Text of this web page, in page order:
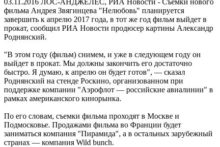
фильма Андрея Звягинцева "Нелюбовь" планируется
завершить к апрелю 2017 года, в тот же год фильм выйдет в
прокат, сообщил РИА Новости продюсер картины Александр
Роднянский.
"В этом году (фильм) снимем, и уже в следующем году он
выйдет в прокат. Мы должны закончить его достаточно
быстро. Я думаю, к апрелю он будет готов", — сказал
Роднянский на стенде Роскино, организованном при
поддержке компании "Аэрофлот — российские авиалинии" в
рамках американского кинорынка.
По его словам, съемки фильма проходят в Москве и
Подмосковье. Продажами фильма во Франции будет
заниматься компания "Пирамида", а в остальных зарубежный
странах — компания Wild bunch.